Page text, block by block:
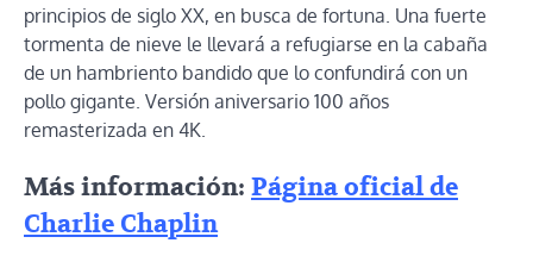
principios de siglo XX, en busca de fortuna. Una fuerte
tormenta de nieve le llevará a refugiarse en la cabaña
de un hambriento bandido que lo confundirá con un
pollo gigante. Versión aniversario 100 años
remasterizada en 4K.
Más información: Página oficial de
Charlie Chaplin